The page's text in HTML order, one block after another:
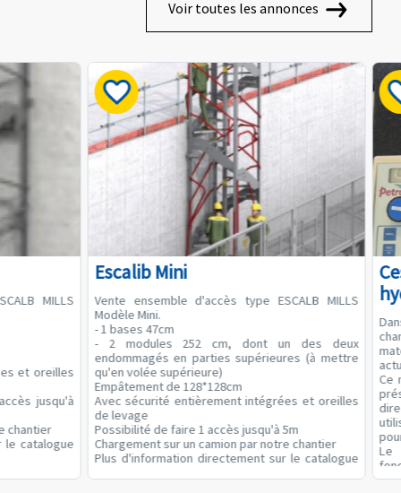
Voir toutes les annonces
MILLS
et oreilles
jusqu'à
chantier
le catalogue
Escalib Mini
Vente ensemble d'accès type ESCALB MILLS
Modèle Mini.
- 1 bases 47cm
- 2 modules 252 cm, dont un des deux
endommagés en parties supérieures (à mettre
qu'en volée supérieure)
Empâtement de 128*128cm
Avec sécurité entièrement intégrées et oreilles
de levage
Possibilité de faire 1 accès jusqu'à 5m
Chargement sur un camion par notre chantier
Plus d'information directement sur le catalogue
Ce
•